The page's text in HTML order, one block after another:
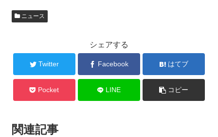
ニュース
シェアする
Twitter Facebook はてブ
Pocket LINE コピー
関連記事